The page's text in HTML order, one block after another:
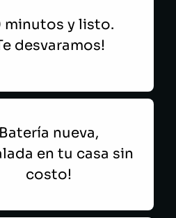
minutos y listo.
desvaramos!
Batería nueva,
en tu casa sin
costo!